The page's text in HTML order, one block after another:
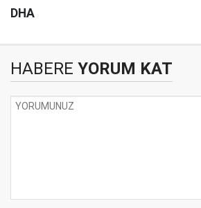
DHA
HABERE YORUM KAT